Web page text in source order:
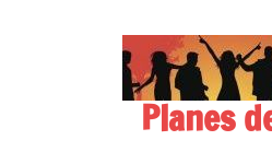
Planes